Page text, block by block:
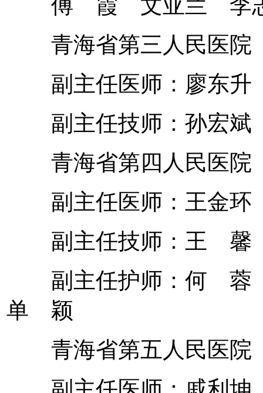
傅 霞 文亚兰 李
青海省第三人民医院
副主任医师：廖东升
副主任技师：孙宏斌
青海省第四人民医院
副主任医师：王金环
副主任技师：王 馨
副主任护师：何
单 颖
青海省第五人民医院